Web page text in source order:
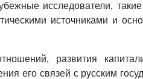
исследователи,
источниками и
развития
его связей с русским